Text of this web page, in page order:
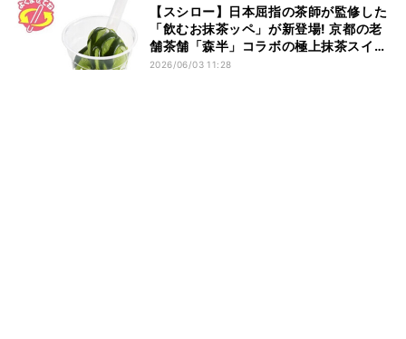
【スシロー】日本屈指の茶師が監修した
「飲むお抹茶ッペ」が新登場! 京都の老
舗茶舗「森半」コラボの極上抹茶スイー
ツ4種を販売
2026/06/03 11:28